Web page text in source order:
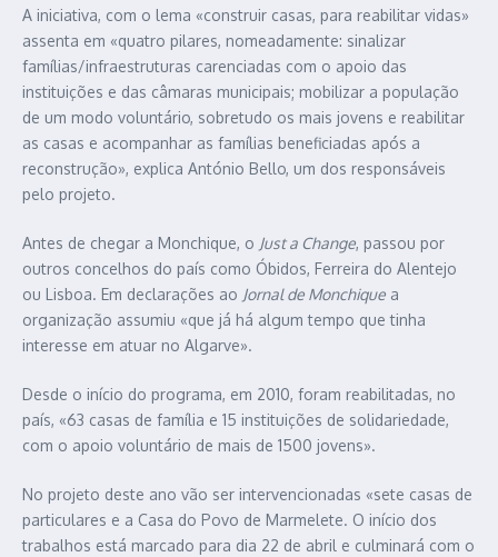
A iniciativa, com o lema «construir casas, para reabilitar vidas»
assenta em «quatro pilares, nomeadamente: sinalizar
famílias/infraestruturas carenciadas com o apoio das
instituições e das câmaras municipais; mobilizar a população
de um modo voluntário, sobretudo os mais jovens e reabilitar
as casas e acompanhar as famílias beneficiadas após a
reconstrução», explica António Bello, um dos responsáveis
pelo projeto.
Antes de chegar a Monchique, o Just a Change, passou por
outros concelhos do país como Óbidos, Ferreira do Alentejo
ou Lisboa. Em declarações ao Jornal de Monchique a
organização assumiu «que já há algum tempo que tinha
interesse em atuar no Algarve».
Desde o início do programa, em 2010, foram reabilitadas, no
país, «63 casas de família e 15 instituições de solidariedade,
com o apoio voluntário de mais de 1500 jovens».
No projeto deste ano vão ser intervencionadas «sete casas de
particulares e a Casa do Povo de Marmelete. O início dos
trabalhos está marcado para dia 22 de abril e culminará com o